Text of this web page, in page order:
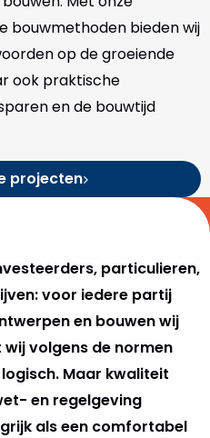
bouwmethoden bieden wij
op de groeiende
ook praktische
en de bouwtijd
projecten
particulieren,
voor iedere partij
en bouwen wij
volgens de normen
Maar kwaliteit
en regelgeving
als een comfortabel